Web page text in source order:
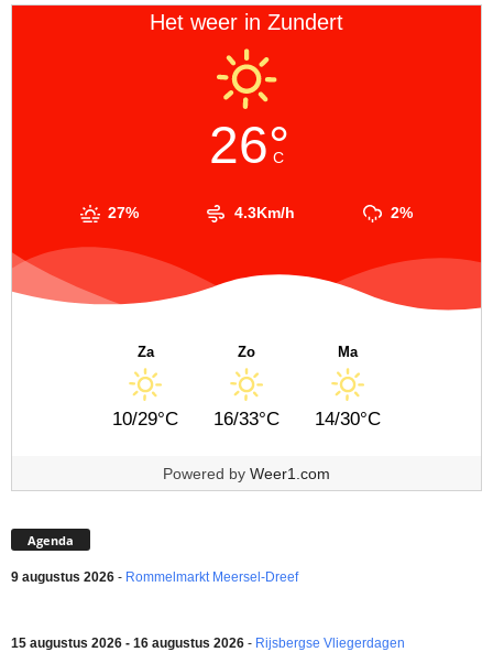
Het weer in Zundert
26°
C
27% 4.3Km/h 2%
Za
10/29°C
Zo
16/33°C
Ma
14/30°C
Powered by Weer1.com
Agenda
9 augustus 2026 - Rommelmarkt Meersel-Dreef
15 augustus 2026 - 16 augustus 2026 - Rijsbergse Vliegerdagen